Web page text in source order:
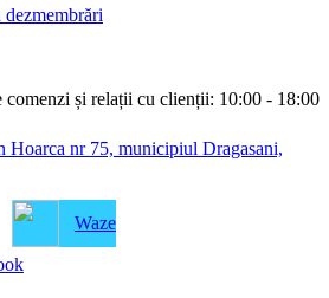
comenzi și relații cu clienții: 10:00 - 18:00
Hoarca nr 75, municipiul Dragasani,
Waze